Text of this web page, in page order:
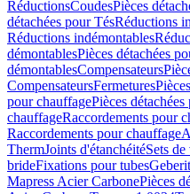
RéductionsCoudesPièces
détachées pour TésRéductions
Réductions indémontables
démontablesPièces détachées
démontablesCompensateurs
CompensateursFermetures
pour chauffagePièces
chauffageRaccordements pour
Raccordements pour chauffage
ThermJoints d'étanchéitéSets
brideFixations pour tubes
Mapress Acier CarbonePièces